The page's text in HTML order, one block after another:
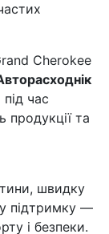
Cherokee
час
продукції та
швидку
підтримку —
і безпеки.